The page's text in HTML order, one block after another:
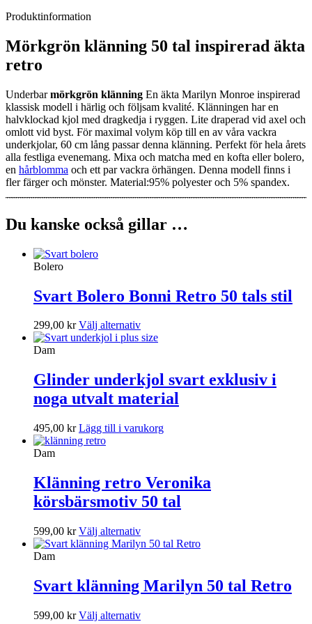
Produktinformation
Mörkgrön klänning 50 tal inspirerad äkta
retro
Underbarmörkgrön klänning En äkta Marilyn Monroe inspirerad
klassisk modell i härlig och följsam kvalité. Klänningen har en
halvklockad kjol med dragkedja i ryggen. Lite draperad vid axel och
omlott vid byst. För maximal volym köp till en av våra vackra
underkjolar, 60 cm lång passar denna klänning. Perfekt för hela årets
alla festliga evenemang. Mixa och matcha med en kofta eller bolero,
en hårblomma och ett par vackra örhängen. Denna modell finns i
fler färger och mönster. Material:95% polyester och 5% spandex.
Du kanske också gillar …
Bolero
Svart Bolero Bonni Retro 50 tals stil
299,00 kr Välj alternativDen
här
flera
varianter.
De
alternativen
kan
produktsidan
Dam
Glinder underkjol svart exklusiv i
noga utvalt material
495,00 kr Lägg till i varukorg
Dam
Klänning retro Veronika
körsbärsmotiv 50 tal
599,00 kr Välj alternativDen
här
flera
varianter.
olika
Dam
Svart klänning Marilyn 50 tal Retro
599,00 kr Välj alternativDen